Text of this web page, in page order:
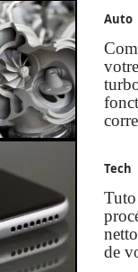
Auto
votre
Tech
de